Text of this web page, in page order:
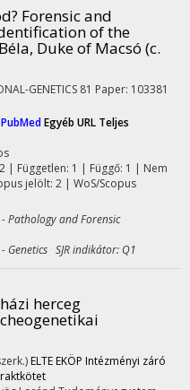
Forensic and
of the
Duke of Macsó (c.
GENETICS 81 Paper: 103381
PubMedEgyéb URL Teljes
| Független: 1 | Függő: 1 | Nem
jelölt: 2 | WoS/Scopus
Pathology and Forensic
Genetics SJR indikátor: Q1
herceg
ELTE EKÖP Intézményi záró